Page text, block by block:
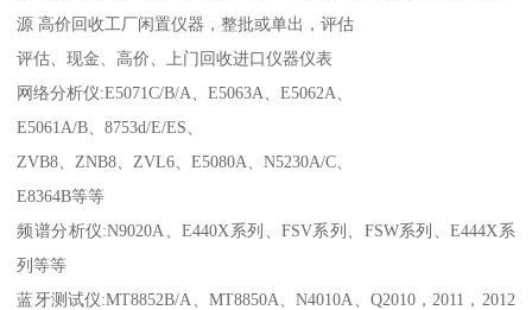
源 高价回收工厂闲置仪器，整批或单出，评估
评估、现金、高价、上门回收进口仪器仪表
网络分析仪:E5071C/B/A、E5063A、E5062A、
E5061A/B、8753d/E/ES、
ZVB8、ZNB8、ZVL6、E5080A、N5230A/C、
E8364B等等
频谱分析仪:N9020A、E440X系列、FSV系列、FSW系列、E444X系
列等等
蓝牙测试仪:MT8852B/A、MT8850A、N4010A、Q2010，2011，2012